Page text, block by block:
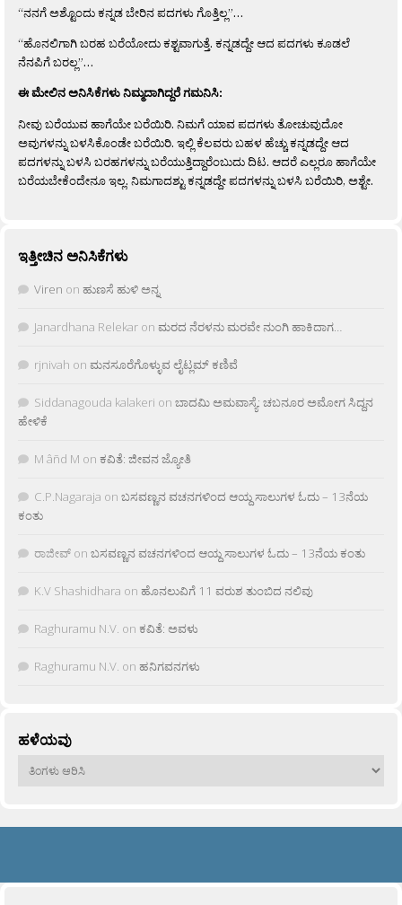
“ನನಗೆ ಅಶ್ಟೊಂದು ಕನ್ನಡ ಬೇರಿನ ಪದಗಳು ಗೊತ್ತಿಲ್ಲ”…
“ಹೊನಲಿಗಾಗಿ ಬರಹ ಬರೆಯೋದು ಕಶ್ಟವಾಗುತ್ತೆ. ಕನ್ನಡದ್ದೇ ಆದ ಪದಗಳು ಕೂಡಲೆ
ನೆನಪಿಗೆ ಬರಲ್ಲ”…
ಈ ಮೇಲಿನ ಅನಿಸಿಕೆಗಳು ನಿಮ್ಮದಾಗಿದ್ದರೆ ಗಮನಿಸಿ:
ನೀವು ಬರೆಯುವ ಹಾಗೆಯೇ ಬರೆಯಿರಿ. ನಿಮಗೆ ಯಾವ ಪದಗಳು ತೋಚುವುದೋ
ಅವುಗಳನ್ನು ಬಳಸಿಕೊಂಡೇ ಬರೆಯಿರಿ. ಇಲ್ಲಿ ಕೆಲವರು ಬಹಳ ಹೆಚ್ಚು ಕನ್ನಡದ್ದೇ ಆದ
ಪದಗಳನ್ನು ಬಳಸಿ ಬರಹಗಳನ್ನು ಬರೆಯುತ್ತಿದ್ದಾರೆಂಬುದು ದಿಟ. ಆದರೆ ಎಲ್ಲರೂ ಹಾಗೆಯೇ
ಬರೆಯಬೇಕೆಂದೇನೂ ಇಲ್ಲ. ನಿಮಗಾದಶ್ಟು ಕನ್ನಡದ್ದೇ ಪದಗಳನ್ನು ಬಳಸಿ ಬರೆಯಿರಿ, ಅಶ್ಟೇ.
ಇತ್ತೀಚಿನ ಅನಿಸಿಕೆಗಳು
Viren on ಹುಣಸೆ ಹುಳಿ ಅನ್ನ
Janardhana Relekar on ಮರದ ನೆರಳನು ಮರವೇ ನುಂಗಿ ಹಾಕಿದಾಗ…
rjnivah on ಮನಸೂರೆಗೊಳ್ಳುವ ಲೈಟ್ಲಮ್ ಕಣಿವೆ
Siddanagouda kalakeri on ಬಾದಮಿ ಅಮವಾಸ್ಯೆ: ಚಬನೂರ ಅಮೋಗ ಸಿದ್ದನ
ಹೇಳಿಕೆ
M âñd M on ಕವಿತೆ: ಜೀವನ ಜ್ಯೋತಿ
C.P.Nagaraja on ಬಸವಣ್ಣನ ವಚನಗಳಿಂದ ಆಯ್ದ ಸಾಲುಗಳ ಓದು – 13ನೆಯ
ಕಂತು
ರಾಜೀವ್ on ಬಸವಣ್ಣನ ವಚನಗಳಿಂದ ಆಯ್ದ ಸಾಲುಗಳ ಓದು – 13ನೆಯ ಕಂತು
K.V Shashidhara on ಹೊನಲುವಿಗೆ 11 ವರುಶ ತುಂಬಿದ ನಲಿವು
Raghuramu N.V. on ಕವಿತೆ: ಅವಳು
Raghuramu N.V. on ಹನಿಗವನಗಳು
ಹಳೆಯವು
ಹಳೆಯವು